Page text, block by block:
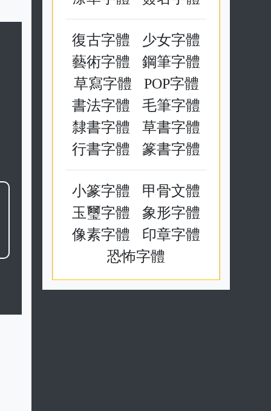
復古字體
少女字體
藝術字體
鋼筆字體
草寫字體
POP字體
書法字體
毛筆字體
隸書字體
草書字體
行書字體
篆書字體
小篆字體
甲骨文體
玉璽字體
象形字體
像素字體
印章字體
恐怖字體